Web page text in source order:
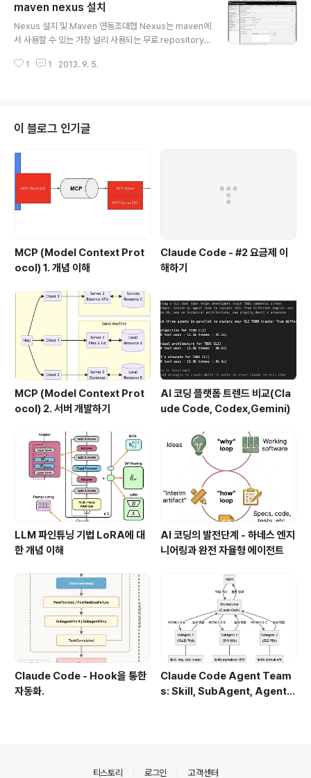
하기 때문에, 이를 위해서 만들어진 빌드 시스템을 오픈소
스화 한것으로, 분산 빌드등을 제공하고 빠른 성능을 제공
한다. 쉽게 말해서 make,ant,gradle,maven과 같은 빌
C등의 언어를 지원한다. https://en.wikipedia.org/wik
maven nexus 설치
Nexus 설치 및 Maven 연동조대협 Nexus는 maven에
서 사용할 수 있는 가장 널리 사용되는 무료 repository
아서 설치할 수 있다. Local에 nexus를 설치하게 되면,
용하는 공통 라이브러리들을 local nexus에 배포해서 팀
간에 공유할 수 있다. 또한 사용자 계정 지정을 통해서 rep
ository에 대한 접근 정책을 정의할 수 도 있다. Nexus는
있는데, 대표적으..
1 1 2013. 9. 5.
이 블로그 인기글
MCP (Model Context Prot
ocol) 1. 개념 이해
Claude Code - #2 요금제 이
해하기
MCP (Model Context Prot
ocol) 2. 서버 개발하기
AI 코딩 플랫폼 트렌드 비교(Cla
ude Code, Codex,Gemini)
LLM 파인튜닝 기법 LoRA에 대
한 개념 이해
AI 코딩의 발전단계 - 하네스 엔지
니어링과 완전 자율형 에이전트
Claude Code - Hook을 통한
자동화.
Claude Code Agent Team
s: Skill, SubAgent, Agent T
티스토리 로그인 고객센터